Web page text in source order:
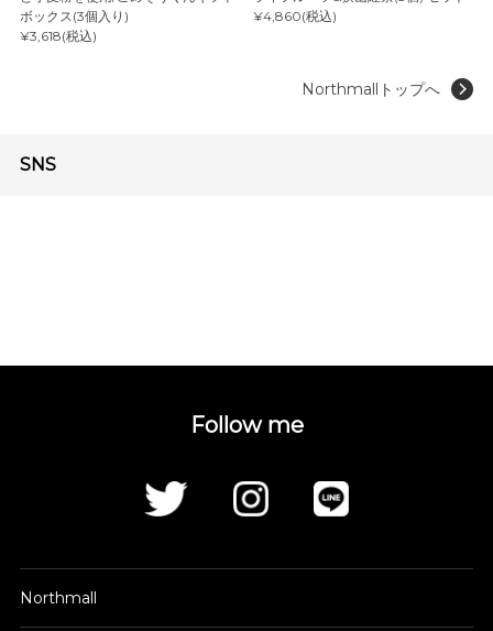
ボックス(3個入り)
¥3,618(税込)
¥4,860(税込)
Northmallトップへ
SNS
Follow me
Northmall